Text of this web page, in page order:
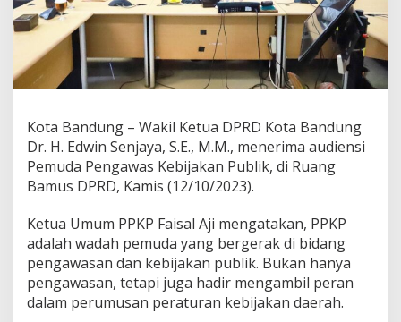
A
u
i
e
n
P
e
m
u
P
e
n
g
a
w
Kota Bandung – Wakil Ketua DPRD Kota Bandung
Dr. H. Edwin Senjaya, S.E., M.M., menerima audiensi
Pemuda Pengawas Kebijakan Publik, di Ruang
Bamus DPRD, Kamis (12/10/2023).
Ketua Umum PPKP Faisal Aji mengatakan, PPKP
adalah wadah pemuda yang bergerak di bidang
pengawasan dan kebijakan publik. Bukan hanya
pengawasan, tetapi juga hadir mengambil peran
dalam perumusan peraturan kebijakan daerah.